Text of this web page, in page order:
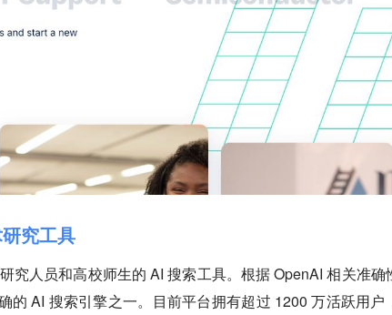
究工具
究人员和高校师生的 AI 搜索工具。根据 OpenAI 相关准确
的 AI 搜索引擎之一。目前平台拥有超过 1200 万活跃用户